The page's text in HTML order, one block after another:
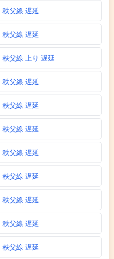
秩父線 遅延
秩父線 遅延
秩父線 上り 遅延
秩父線 遅延
秩父線 遅延
秩父線 遅延
秩父線 遅延
秩父線 遅延
秩父線 遅延
秩父線 遅延
秩父線 遅延